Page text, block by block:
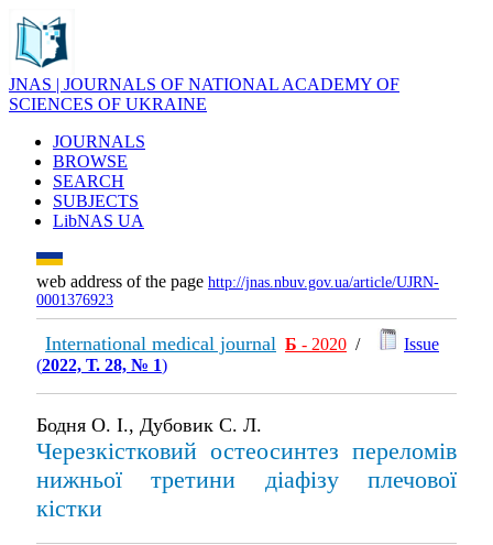
JNAS | JOURNALS OF NATIONAL ACADEMY OF
SCIENCES OF UKRAINE
JOURNALS
BROWSE
SEARCH
SUBJECTS
LibNAS UA
web address of the page http://jnas.nbuv.gov.ua/article/UJRN-
0001376923
International medical journal Б - 2020 /
Issue
(2022, Т. 28, № 1)
Бодня О. І., Дубовик С. Л.
Черезкістковий остеосинтез переломів
нижньої третини діафізу плечової
кістки